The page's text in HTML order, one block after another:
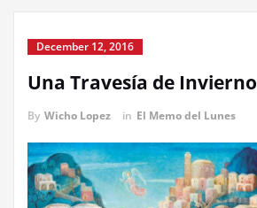
December 12, 2016
Una Travesía de Invierno
By Wicho Lopez in El Memo del Lunes